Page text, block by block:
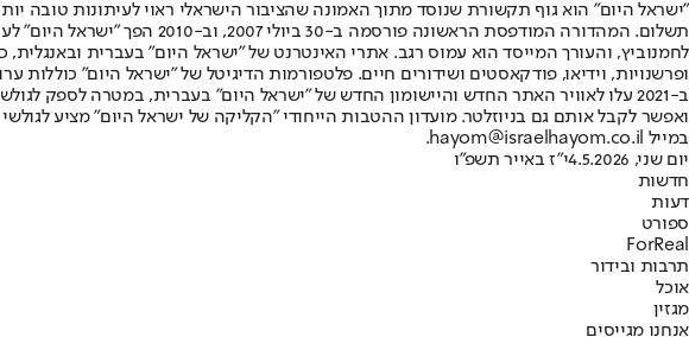
"ישראל היום" הוא גוף תקשורת שנוסד מתוך האמונה שהציבור הישראלי ראוי לעיתונות טובה
תשלום. המהדורה המודפסת
ופרשנויות, וידיאו, פודקאסטים ושידורים חיים. פלטפורמות הדיגיטל של "ישראל היום" כוללות
ב-2021 עלו לאוויר האתר החדש והיישומון החדש של "ישראל היום" בעברית, במטרה לספק
ואפשר לקבל אותם גם בניוזלטר. מועדון ההטבות הייחודי "הקליקה של ישראל היום" מציע
במייל hayom@israelhayom.co.il.
יום שני, 4.5.2026
י"ז באייר תשפ"ו
חדשות
דעות
ספורט
ForReal
תרבות ובידור
אוכל
מגזין
אנחנו מגייסים